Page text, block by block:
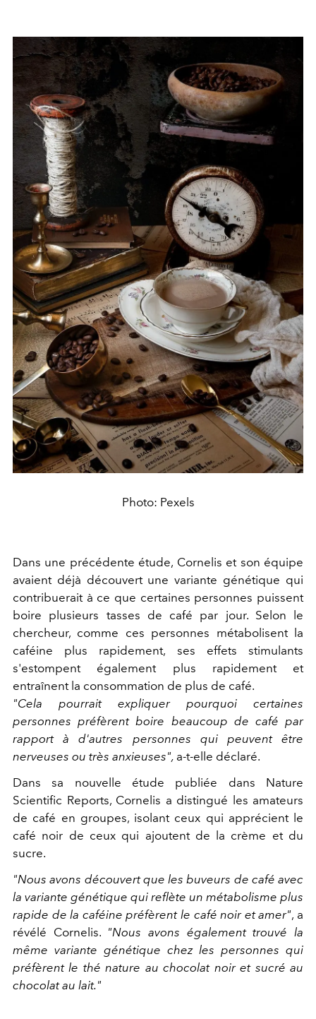
Photo: Pexels
Dans une précédente étude, Cornelis et son équipe
avaient déjà découvert une variante génétique qui
contribuerait à ce que certaines personnes puissent
boire plusieurs tasses de café par jour. Selon le
chercheur, comme ces personnes métabolisent la
caféine plus rapidement, ses effets stimulants
s'estompent également plus rapidement et
entraînent la consommation de plus de café.
"Cela pourrait expliquer pourquoi certaines
personnes préfèrent boire beaucoup de café par
rapport à d'autres personnes qui peuvent être
nerveuses ou très anxieuses", a-t-elle déclaré.
Dans sa nouvelle étude publiée dans Nature
Scientific Reports, Cornelis a distingué les amateurs
de café en groupes, isolant ceux qui apprécient le
café noir de ceux qui ajoutent de la crème et du
sucre.
"Nous avons découvert que les buveurs de café avec
la variante génétique qui reflète un métabolisme plus
rapide de la caféine préfèrent le café noir et amer", a
révélé Cornelis. "Nous avons également trouvé la
même variante génétique chez les personnes qui
préfèrent le thé nature au chocolat noir et sucré au
chocolat au lait."